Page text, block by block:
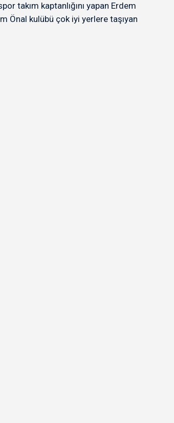
takım kaptanlığını yapan Erdem
Önal kulübü çok iyi yerlere taşıyan